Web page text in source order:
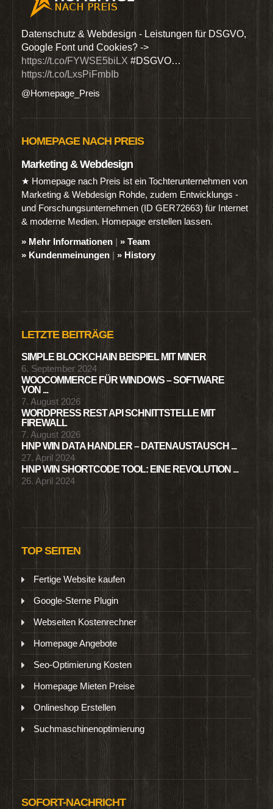
Datenschutz & Webdesign - Leistungen für DSGVO,
Google Font und Cookies? ->
https://t.co/FYWSE5biLX #DSGVO…
https://t.co/LxsPiFmbIb
@Homepage_Preis
HOMEPAGE NACH PREIS
Marketing & Webdesign
★ Homepage nach Preis ist ein Tochterunternehmen von
Marketing & Webdesign Rohde, zudem Entwicklungs -
und Forschungsunternehmen (ID GER72663) für Internet
& moderne Medien. Homepage erstellen lassen.
» Mehr Informationen | » Team
» Kundenmeinungen | » History
LETZTE BEITRÄGE
SIMPLE BLOCKCHAIN BEISPIEL MIT MINER
6. September 2024
WOOCOMMERCE FÜR WINDOWS – SOFTWARE
VON ...
7. August 2026
WORDPRESS REST API SCHNITTSTELLE MIT
FIREWALL
7. August 2026
HNP WIN DATA HANDLER – DATENAUSTAUSCH ...
27. April 2024
HNP WIN SHORTCODE TOOL: EINE REVOLUTION ...
26. April 2024
TOP SEITEN
Fertige Website kaufen
Google-Sterne Plugin
Webseiten Kostenrechner
Homepage Angebote
Seo-Optimierung Kosten
Homepage Mieten Preise
Onlineshop Erstellen
Suchmaschinenoptimierung
SOFORT-NACHRICHT